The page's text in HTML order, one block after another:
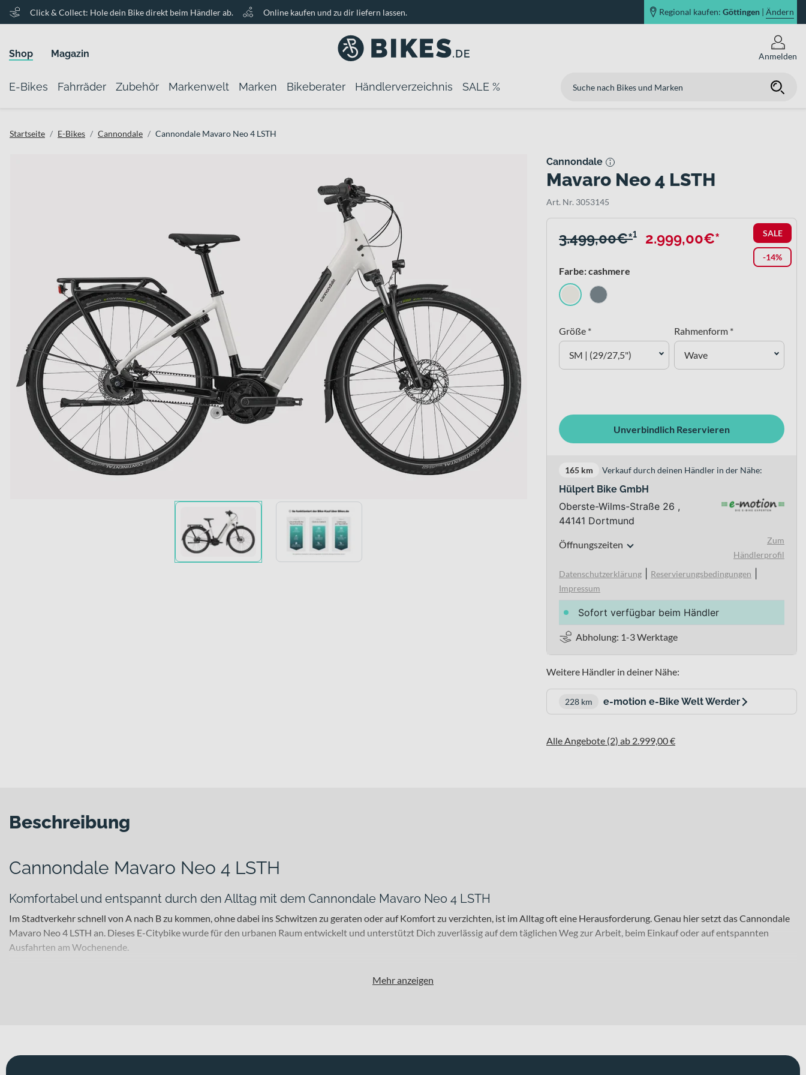
Click & Collect: Hole dein Bike direkt beim Händler ab. Online kaufen und zu dir liefern lassen. Regional kaufen: Göttingen | Ändern
Shop Magazin Anmelden
E-Bikes Fahrräder Zubehör Markenwelt Marken Bikeberater Händlerverzeichnis SALE %
Startseite E-Bikes Cannondale Cannondale Mavaro Neo 4 LSTH
Cannondale
Mavaro Neo 4 LSTH
Art. Nr. 3053145
SALE
-14%
3.499,00€*¹ 2.999,00€*
Farbe: cashmere
Größe *
SM | (29/27,5")
Rahmenform *
Wave
Unverbindlich Reservieren
165 km Verkauf durch deinen Händler in der Nähe:
Hülpert Bike GmbH
Oberste-Wilms-Straße 26 ,
44141 Dortmund
Öffnungszeiten
Zum
Händlerprofil
Datenschutzerklärung
Reservierungsbedingungen
Impressum
Sofort verfügbar beim Händler
Abholung: 1-3 Werktage
Weitere Händler in deiner Nähe:
228 km e-motion e-Bike Welt Werder
Alle Angebote (2) ab 2.999,00 €
Beschreibung
Cannondale Mavaro Neo 4 LSTH
Komfortabel und entspannt durch den Alltag mit dem Cannondale Mavaro Neo 4 LSTH
Im Stadtverkehr schnell von A nach B zu kommen, ohne dabei ins Schwitzen zu geraten oder auf Komfort zu verzichten, ist im Alltag oft eine Herausforderung. Genau hier setzt das Cannondale
Mavaro Neo 4 LSTH an. Dieses E-Citybike wurde für den urbanen Raum entwickelt und unterstützt Dich zuverlässig auf dem täglichen Weg zur Arbeit, beim Einkauf oder auf entspannten
Ausfahrten am Wochenende.
Technisches Konzept und Systemintegration
Mehr anzeigen